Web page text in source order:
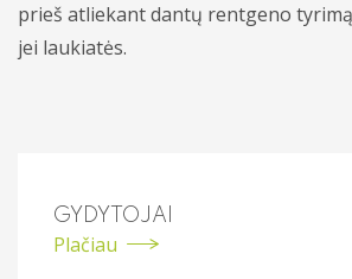
prieš atliekant dantų rentgeno
jei laukiatės.
GYDYTOJAI
Plačiau